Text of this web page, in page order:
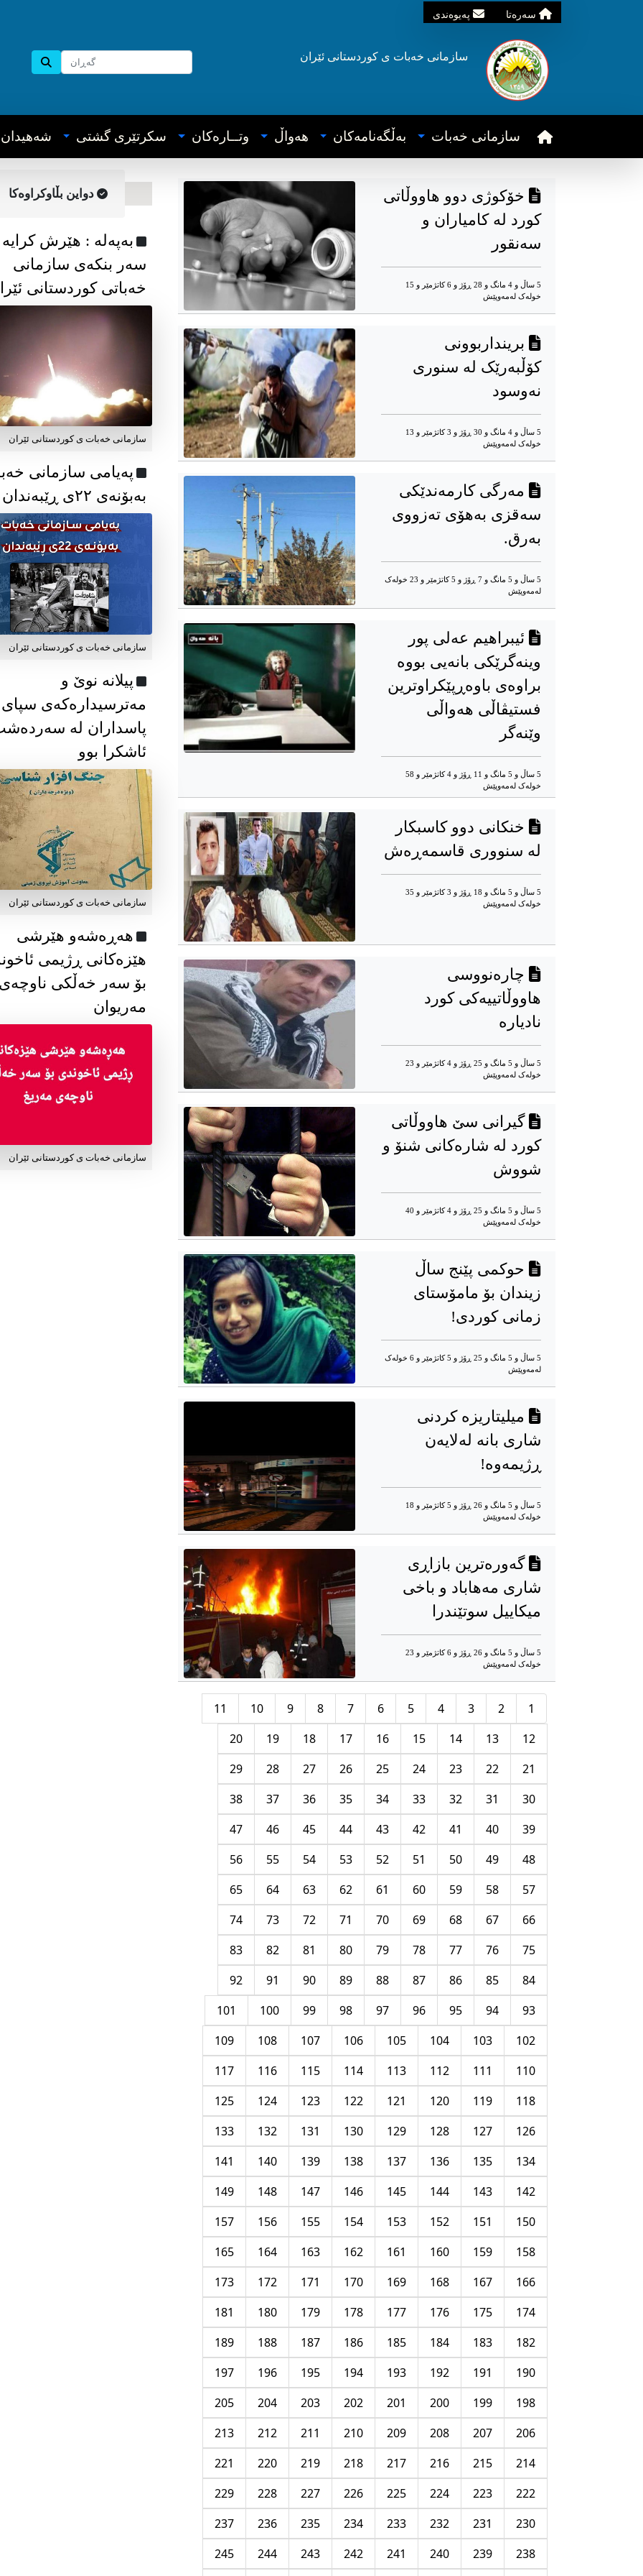
سه‌ره‌تا په‌یوه‌ندی
سازمانی خه‌بات ی کوردستانی ئێران
سازمانی خه‌بات به‌ڵگه‌نامه‌کان هه‌واڵ وتــاره‌کان سکرتێری گشتی شه‌هیدان
خۆکوژی دوو هاووڵاتی
کورد لە کامیاران و
سەنقور
5 ساڵ و 4 مانگ و 28 ڕۆژ و 6 کاتژمێر و 15
خوله‌ک له‌مه‌وپێش‌
برینداربوونی
کۆڵبەرێک لە سنوری
نەوسود
5 ساڵ و 4 مانگ و 30 ڕۆژ و 3 کاتژمێر و 13
خوله‌ک له‌مه‌وپێش‌
مەرگی کارمەندێکی
سەقزی بەهۆی تەزووی
بەرق.
5 ساڵ و 5 مانگ و 7 ڕۆژ و 5 کاتژمێر و 23 خوله‌ک
له‌مه‌وپێش‌
ئیبراهیم عەلی پور
وینەگرێکی بانەیی بووە
براوەی باوەڕپێکراوترین
فستیڤاڵی هەواڵی
وێنەگر
5 ساڵ و 5 مانگ و 11 ڕۆژ و 4 کاتژمێر و 58
خوله‌ک له‌مه‌وپێش‌
خنکانی دوو کاسبکار
لە سنووری قاسمەڕەش
5 ساڵ و 5 مانگ و 18 ڕۆژ و 3 کاتژمێر و 35
خوله‌ک له‌مه‌وپێش‌
چاره‌نووسی
هاووڵاتییه‌کی کورد
نادیارە
5 ساڵ و 5 مانگ و 25 ڕۆژ و 4 کاتژمێر و 23
خوله‌ک له‌مه‌وپێش‌
گیرانی سێ هاووڵاتی
کورد له‌ شاره‌کانی شنۆ و
شووش
5 ساڵ و 5 مانگ و 25 ڕۆژ و 4 کاتژمێر و 40
خوله‌ک له‌مه‌وپێش‌
حوکمی پێنج ساڵ
زیندان بۆ مامۆستای
زمانی کوردی!
5 ساڵ و 5 مانگ و 25 ڕۆژ و 5 کاتژمێر و 6 خوله‌ک
له‌مه‌وپێش‌
میلیتاریزە کردنی
شاری بانە لەلایەن
ڕژیمەوە!
5 ساڵ و 5 مانگ و 26 ڕۆژ و 5 کاتژمێر و 18
خوله‌ک له‌مه‌وپێش‌
گەورەترین بازاڕی
شاری مەهاباد و باخی
میکاییل سوتێندرا
5 ساڵ و 5 مانگ و 26 ڕۆژ و 6 کاتژمێر و 23
خوله‌ک له‌مه‌وپێش‌
1
2
3
4
5
6
7
8
9
10
11
12
13
14
15
16
17
18
19
20
21
22
23
24
25
26
27
28
29
30
31
32
33
34
35
36
37
38
39
40
41
42
43
44
45
46
47
48
49
50
51
52
53
54
55
56
57
58
59
60
61
62
63
64
65
66
67
68
69
70
71
72
73
74
75
76
77
78
79
80
81
82
83
84
85
86
87
88
89
90
91
92
93
94
95
96
97
98
99
100
101
102
103
104
105
106
107
108
109
110
111
112
113
114
115
116
117
118
119
120
121
122
123
124
125
126
127
128
129
130
131
132
133
134
135
136
137
138
139
140
141
142
143
144
145
146
147
148
149
150
151
152
153
154
155
156
157
158
159
160
161
162
163
164
165
166
167
168
169
170
171
172
173
174
175
176
177
178
179
180
181
182
183
184
185
186
187
188
189
190
191
192
193
194
195
196
197
198
199
200
201
202
203
204
205
206
207
208
209
210
211
212
213
214
215
216
217
218
219
220
221
222
223
224
225
226
227
228
229
230
231
232
233
234
235
236
237
238
239
240
241
242
243
244
245
دواین بڵاوکراوه‌کا
به‌په‌له‌ : هێرش کرایە
سەر بنکەی سازمانی
خەباتی کوردستانی
سازمانی خەبات ی کوردستانی ئێران
پەیامی سازمانی
بەبۆنەی ۲۲ی ڕێبەندان
سازمانی خەبات ی كوردستانی ئێران
پیلانە نوێ و
مەترسیدارەکەی سپای
پاسداران لە
ئاشکرا بوو
سازمانی خەبات ی كوردستانی ئێران
هەڕەشەو هێرشی
هێزەکانی ڕژیمی
بۆ سەر خەڵکی
مەریوان
سازمانی خەبات ی کوردستانی ئێران